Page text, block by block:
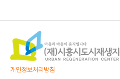
개인정보처리방침